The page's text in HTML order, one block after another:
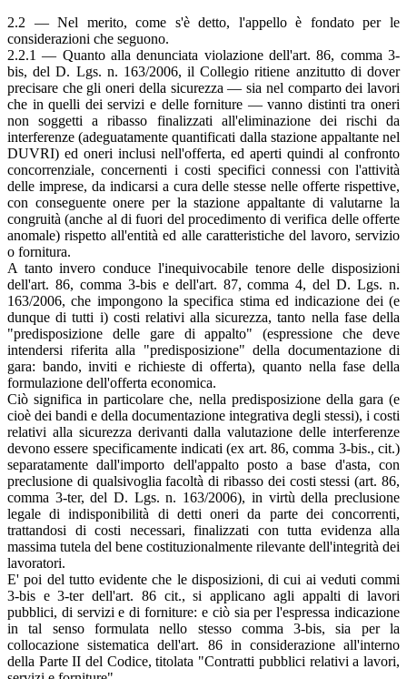
2.2 — Nel merito, come s'è detto, l'appello è fondato per le
considerazioni che seguono.
2.2.1 — Quanto alla denunciata violazione dell'art. 86, comma 3-
bis, del D. Lgs. n. 163/2006, il Collegio ritiene anzitutto di dover
precisare che gli oneri della sicurezza — sia nel comparto dei lavori
che in quelli dei servizi e delle forniture — vanno distinti tra oneri
non soggetti a ribasso finalizzati all'eliminazione dei rischi da
interferenze (adeguatamente quantificati dalla stazione appaltante nel
DUVRI) ed oneri inclusi nell'offerta, ed aperti quindi al confronto
concorrenziale, concernenti i costi specifici connessi con l'attività
delle imprese, da indicarsi a cura delle stesse nelle offerte rispettive,
con conseguente onere per la stazione appaltante di valutarne la
congruità (anche al di fuori del procedimento di verifica delle offerte
anomale) rispetto all'entità ed alle caratteristiche del lavoro, servizio
o fornitura.
A tanto invero conduce l'inequivocabile tenore delle disposizioni
dell'art. 86, comma 3-bis e dell'art. 87, comma 4, del D. Lgs. n.
163/2006, che impongono la specifica stima ed indicazione dei (e
dunque di tutti i) costi relativi alla sicurezza, tanto nella fase della
"predisposizione delle gare di appalto" (espressione che deve
intendersi riferita alla "predisposizione" della documentazione di
gara: bando, inviti e richieste di offerta), quanto nella fase della
formulazione dell'offerta economica.
Ciò significa in particolare che, nella predisposizione della gara (e
cioè dei bandi e della documentazione integrativa degli stessi), i costi
relativi alla sicurezza derivanti dalla valutazione delle interferenze
devono essere specificamente indicati (ex art. 86, comma 3-bis., cit.)
separatamente dall'importo dell'appalto posto a base d'asta, con
preclusione di qualsivoglia facoltà di ribasso dei costi stessi (art. 86,
comma 3-ter, del D. Lgs. n. 163/2006), in virtù della preclusione
legale di indisponibilità di detti oneri da parte dei concorrenti,
trattandosi di costi necessari, finalizzati con tutta evidenza alla
massima tutela del bene costituzionalmente rilevante dell'integrità dei
lavoratori.
E' poi del tutto evidente che le disposizioni, di cui ai veduti commi
3-bis e 3-ter dell'art. 86 cit., si applicano agli appalti di lavori
pubblici, di servizi e di forniture: e ciò sia per l'espressa indicazione
in tal senso formulata nello stesso comma 3-bis, sia per la
collocazione sistematica dell'art. 86 in considerazione all'interno
della Parte II del Codice, titolata "Contratti pubblici relativi a lavori,